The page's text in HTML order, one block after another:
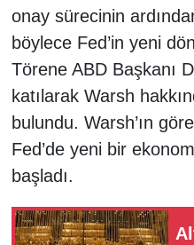
onay sürecinin
böylece Fed’in yeni
Törene ABD Başkanı
katılarak Warsh
bulundu. Warsh’ın
Fed’de yeni bir
başladı.